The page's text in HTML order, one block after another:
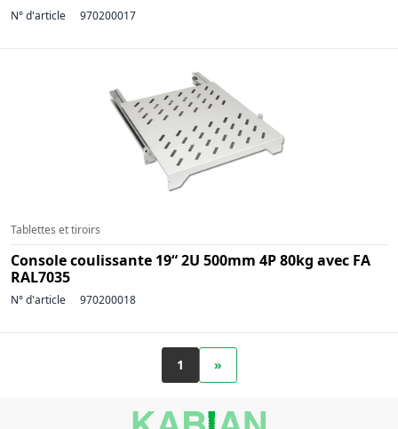
N° d'article 970200017
Tablettes et tiroirs
Console coulissante 19“ 2U 500mm 4P 80kg avec FA
RAL7035
N° d'article 970200018
1 »